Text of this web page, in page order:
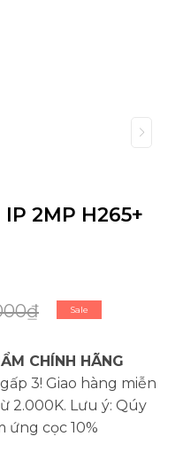
2MP H265+
Sale
CHÍNH HÃNG
3! Giao hàng miễn
2.000K. Lưu ý: Qúy
ứng cọc 10%